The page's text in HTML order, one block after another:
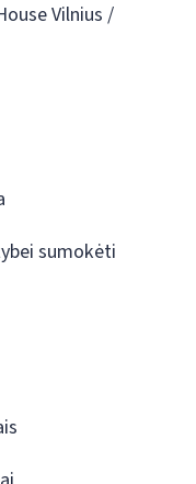
Vilnius /
sumokėti